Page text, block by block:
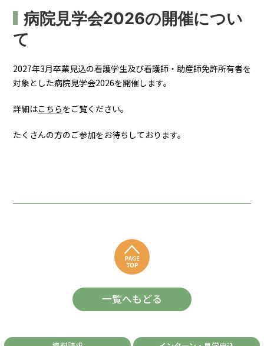
病院見学会2026の開催につい
て
2027年3月卒業見込の看護学生及び看護師・助産師免許所有者を
対象とした病院見学会2026を開催します。
詳細はこちらをご覧ください。
たくさんの方のご参加をお待ちしております。
一覧へもどる